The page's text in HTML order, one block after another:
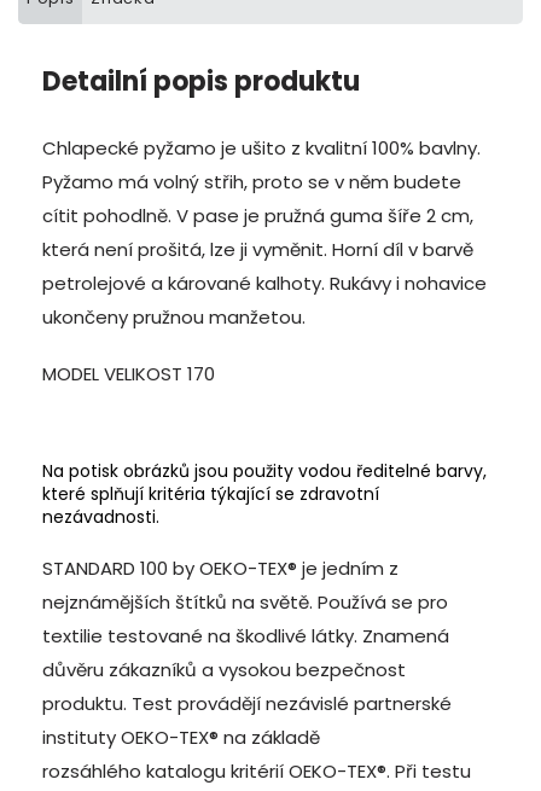
Detailní popis produktu
Chlapecké pyžamo je ušito z kvalitní 100% bavlny.
Pyžamo má volný střih, proto se v něm budete
cítit pohodlně. V pase je pružná guma šíře 2 cm,
která není prošitá, lze ji vyměnit. Horní díl v barvě
petrolejové a kárované kalhoty. Rukávy i nohavice
ukončeny pružnou manžetou.
MODEL VELIKOST 170
Na potisk obrázků jsou použity vodou ředitelné barvy,
které splňují kritéria týkající se zdravotní
nezávadnosti.
STANDARD 100 by OEKO-TEX® je jedním z
nejznámějších štítků na světě. Používá se pro
textilie testované na škodlivé látky. Znamená
důvěru zákazníků a vysokou bezpečnost
produktu. Test provádějí nezávislé partnerské
instituty OEKO-TEX® na základě
rozsáhlého katalogu kritérií OEKO-TEX®. Při testu